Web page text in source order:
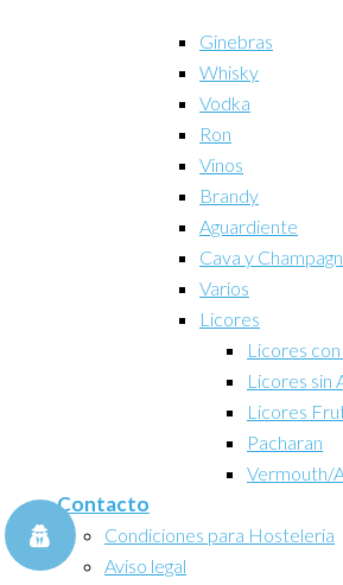
Ginebras
Whisky
Vodka
Ron
Vinos
Brandy
Aguardiente
Cava y
Varios
Licores
Licores
Licores sin
Licores
Pacharan
Vermouth/
Contacto
Condiciones para Hosteleria
Aviso legal